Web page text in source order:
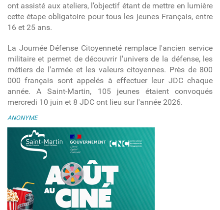
ont assisté aux ateliers, l’objectif étant de mettre en lumière
cette étape obligatoire pour tous les jeunes Français, entre
16 et 25 ans.
La Journée Défense Citoyenneté remplace l'ancien service
militaire et permet de découvrir l'univers de la défense, les
métiers de l'armée et les valeurs citoyennes. Près de 800
000 français sont appelés à effectuer leur JDC chaque
année. A Saint-Martin, 105 jeunes étaient convoqués
mercredi 10 juin et 8 JDC ont lieu sur l'année 2026.
ANONYME